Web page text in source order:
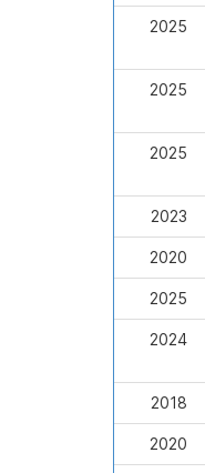
2025
2025
2025
2023
2020
2025
2024
2018
2020